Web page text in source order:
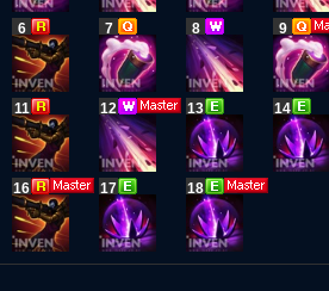
6 7 8 9
11 12 13 14
16 17 18